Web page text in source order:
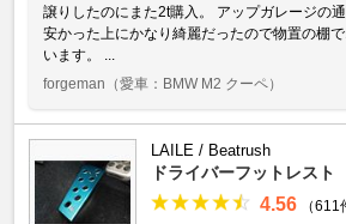
譲りしたのにまた2t購入。 アップガレージの
安かった上にかなり綺麗だったので物置の棚
います。 ...
forgeman （愛車：BMW M2 クーペ）
LAILE / Beatrush
ドライバーフットレスト
4.56 （611